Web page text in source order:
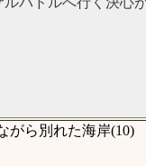
がら別れた海岸(10)